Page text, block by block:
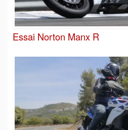
Essai Norton Manx R